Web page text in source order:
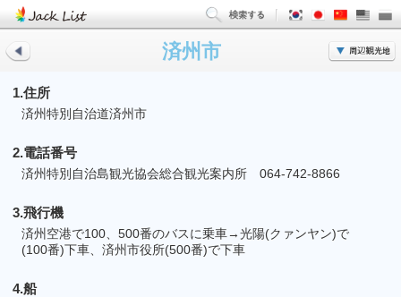
済州市
1.住所
済州特別自治道済州市
2.電話番号
済州特別自治島観光協会総合観光案内所 064-742-8866
3.飛行機
済州空港で100、500番のバスに乗車→光陽(クァンヤン)で
(100番)下車、済州市役所(500番)で下車
4.船